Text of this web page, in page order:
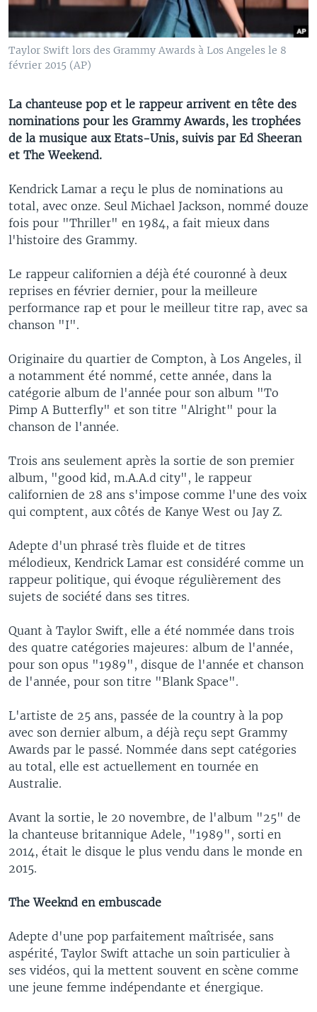
Taylor Swift lors des Grammy Awards à Los Angeles le 8
février 2015 (AP)
La chanteuse pop et le rappeur arrivent en tête des
nominations pour les Grammy Awards, les trophées
de la musique aux Etats-Unis, suivis par Ed Sheeran
et The Weekend.
Kendrick Lamar a reçu le plus de nominations au
total, avec onze. Seul Michael Jackson, nommé douze
fois pour "Thriller" en 1984, a fait mieux dans
l'histoire des Grammy.
Le rappeur californien a déjà été couronné à deux
reprises en février dernier, pour la meilleure
performance rap et pour le meilleur titre rap, avec sa
chanson "I".
Originaire du quartier de Compton, à Los Angeles, il
a notamment été nommé, cette année, dans la
catégorie album de l'année pour son album "To
Pimp A Butterfly" et son titre "Alright" pour la
chanson de l'année.
Trois ans seulement après la sortie de son premier
album, "good kid, m.A.A.d city", le rappeur
californien de 28 ans s'impose comme l'une des voix
qui comptent, aux côtés de Kanye West ou Jay Z.
Adepte d'un phrasé très fluide et de titres
mélodieux, Kendrick Lamar est considéré comme un
rappeur politique, qui évoque régulièrement des
sujets de société dans ses titres.
Quant à Taylor Swift, elle a été nommée dans trois
des quatre catégories majeures: album de l'année,
pour son opus "1989", disque de l'année et chanson
de l'année, pour son titre "Blank Space".
L'artiste de 25 ans, passée de la country à la pop
avec son dernier album, a déjà reçu sept Grammy
Awards par le passé. Nommée dans sept catégories
au total, elle est actuellement en tournée en
Australie.
Avant la sortie, le 20 novembre, de l'album "25" de
la chanteuse britannique Adele, "1989", sorti en
2014, était le disque le plus vendu dans le monde en
2015.
The Weeknd en embuscade
Adepte d'une pop parfaitement maîtrisée, sans
aspérité, Taylor Swift attache un soin particulier à
ses vidéos, qui la mettent souvent en scène comme
une jeune femme indépendante et énergique.